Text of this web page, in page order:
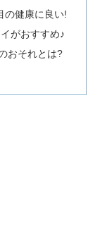
の健康に良い!
がおすすめ♪
おそれとは?